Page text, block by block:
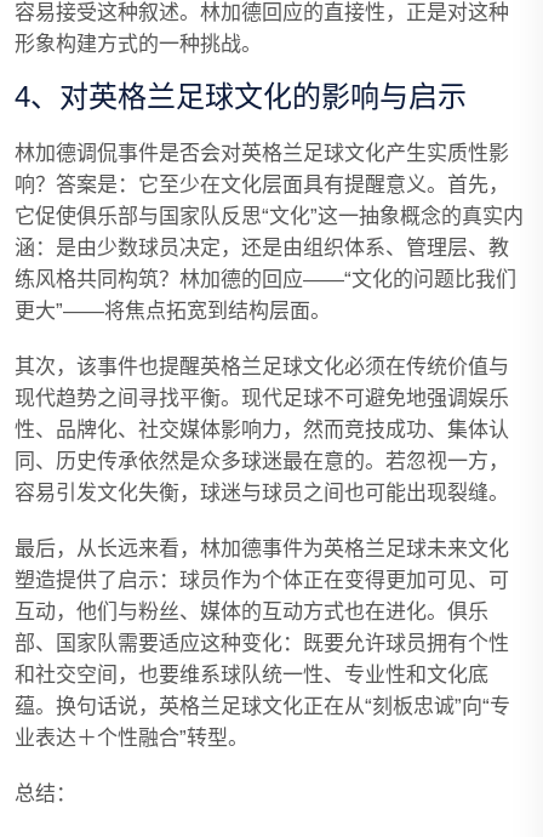
容易接受这种叙述。林加德回应的直接性，正是对这种
形象构建方式的一种挑战。
4、对英格兰足球文化的影响与启示
林加德调侃事件是否会对英格兰足球文化产生实质性影
响？答案是：它至少在文化层面具有提醒意义。首先，
它促使俱乐部与国家队反思“文化”这一抽象概念的真实内
涵：是由少数球员决定，还是由组织体系、管理层、教
练风格共同构筑？林加德的回应——“文化的问题比我们
更大”——将焦点拓宽到结构层面。
其次，该事件也提醒英格兰足球文化必须在传统价值与
现代趋势之间寻找平衡。现代足球不可避免地强调娱乐
性、品牌化、社交媒体影响力，然而竞技成功、集体认
同、历史传承依然是众多球迷最在意的。若忽视一方，
容易引发文化失衡，球迷与球员之间也可能出现裂缝。
最后，从长远来看，林加德事件为英格兰足球未来文化
塑造提供了启示：球员作为个体正在变得更加可见、可
互动，他们与粉丝、媒体的互动方式也在进化。俱乐
部、国家队需要适应这种变化：既要允许球员拥有个性
和社交空间，也要维系球队统一性、专业性和文化底
蕴。换句话说，英格兰足球文化正在从“刻板忠诚”向“专
业表达＋个性融合”转型。
总结：